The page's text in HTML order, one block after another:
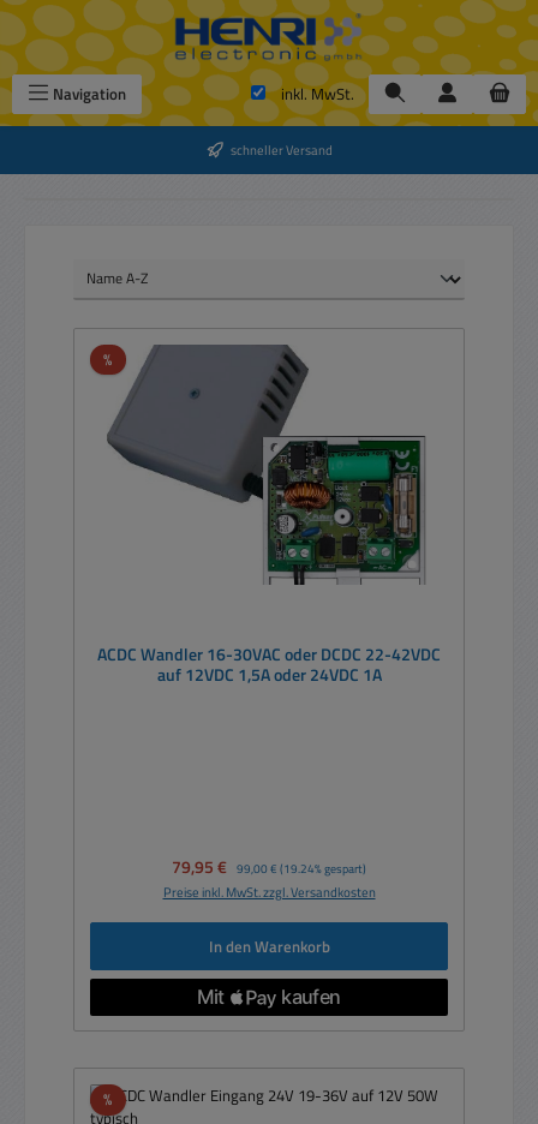
Zum Hauptinhalt springen
Navigation inkl. MwSt.
schneller Versand
%Rabatt
ACDC Wandler 16-30VAC oder DCDC 22-42VDC
auf 12VDC 1,5A oder 24VDC 1A
Verkaufspreis:
79,95 € Regulärer Preis:
99,00 € (19.24% gespart)
Preise inkl. MwSt. zzgl. Versandkosten
In den Warenkorb
%Rabatt